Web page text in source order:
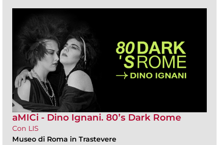
aMICi - Dino Ignani. 80’s Dark Rome
Con LIS
Museo di Roma in Trastevere